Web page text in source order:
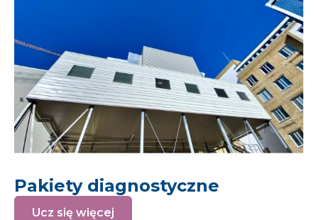
Pakiety diagnostyczne
Ucz się więcej